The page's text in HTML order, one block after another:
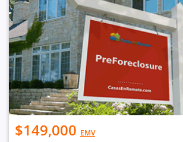
$149,000 EMV